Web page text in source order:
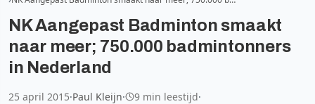
NK Aangepast Badminton smaakt
naar meer; 750.000 badmintonners
in Nederland
25 april 2015·Paul Kleijn· 9 min leestijd·